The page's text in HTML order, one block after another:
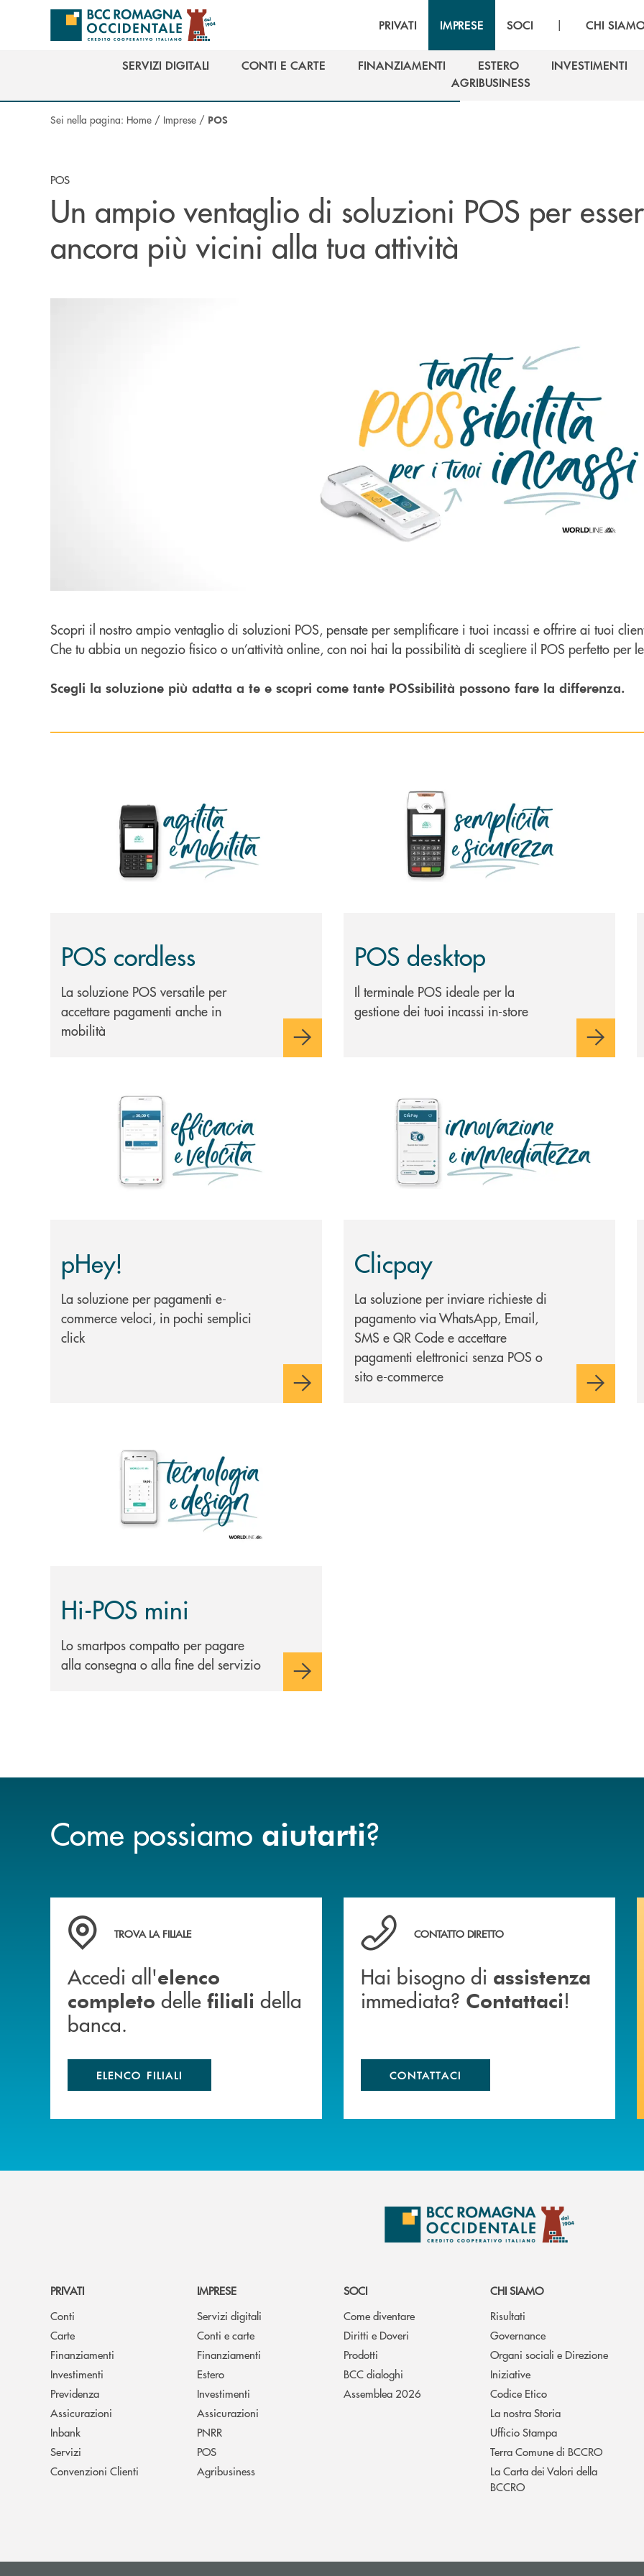
Salta al contenuto principale
PRIVATI IMPRESE SOCI | CHI
SERVIZI DIGITALI
CONTI E CARTE
FINANZIAMENTI
ESTERO
ESTERO
INVESTIMENTI
AGRIBUSINESS
AGRIBUSINESS
Sei nella pagina: Home / Imprese / POS
POS
Un ampio ventaglio di soluzioni POS per
ancora più vicini alla tua attività
Scopri il nostro ampio ventaglio di soluzioni POS, pensate per semplificare i tuoi incassi e offrire ai tuoi
Che tu abbia un negozio fisico o un’attività online, con noi hai la possibilità di scegliere il POS perfetto per
Scegli la soluzione più adatta a te e scopri come tante POSsibilità possono fare la differenza.
POS cordless
La soluzione POS versatile per
accettare pagamenti anche in
mobilità
POS desktop
Il terminale POS ideale per la
gestione dei tuoi incassi in-store
pHey!
La soluzione per pagamenti e-
commerce veloci, in pochi semplici
click
Clicpay
La soluzione per inviare richieste di
pagamento via WhatsApp, Email,
SMS e QR Code e accettare
pagamenti elettronici senza POS o
sito e-commerce
Hi-POS mini
Lo smartpos compatto per pagare
alla consegna o alla fine del servizio
Come possiamo aiutarti?
Accedi all' elenco completo delle filiali della banca.
TROVA LA FILIALE
Accedi all'elenco
completo delle filiali della
banca.
ELENCO FILIALI
Hai bisogno di assistenza immediata? Contattaci !
CONTATTO DIRETTO
Hai bisogno di assistenza
immediata? Contattaci!
CONTATTACI
PRIVATI
Conti
Carte
Finanziamenti
Investimenti
Previdenza
Assicurazioni
Inbank
Servizi
Convenzioni Clienti
IMPRESE
Servizi digitali
Conti e carte
Finanziamenti
Estero
Investimenti
Assicurazioni
PNRR
POS
Agribusiness
SOCI
Come diventare
Diritti e Doveri
Prodotti
BCC dialoghi
Assemblea 2026
CHI SIAMO
Risultati
Governance
Organi sociali e Direzione
Iniziative
Codice Etico
La nostra Storia
Ufficio Stampa
Terra Comune di BCCRO
La Carta dei Valori della
BCCRO